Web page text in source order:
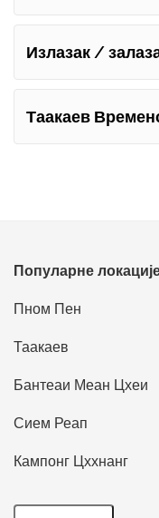
Излазак /
Таакаев
Популарне
Пном Пен
Таакаев
Бантеаи Меан Цхеи
Сием Реап
Кампонг Цххнанг